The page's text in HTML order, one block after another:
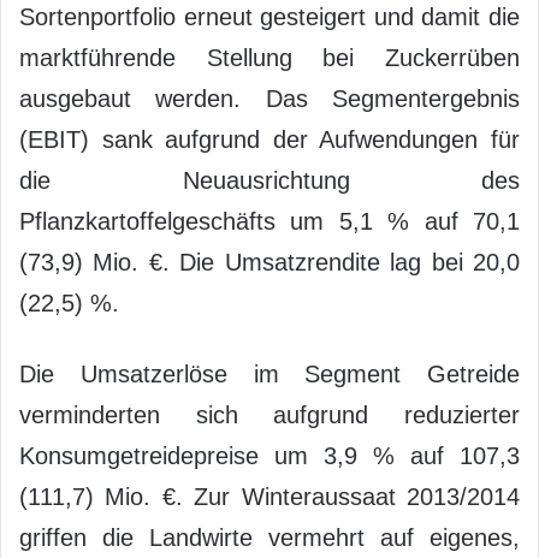
Sortenportfolio erneut gesteigert und damit die
marktführende Stellung bei Zuckerrüben
ausgebaut werden. Das Segmentergebnis
(EBIT) sank aufgrund der Aufwendungen für
die Neuausrichtung des
Pflanzkartoffelgeschäfts um 5,1 % auf 70,1
(73,9) Mio. €. Die Umsatzrendite lag bei 20,0
(22,5) %.
Die Umsatzerlöse im Segment Getreide
verminderten sich aufgrund reduzierter
Konsumgetreidepreise um 3,9 % auf 107,3
(111,7) Mio. €. Zur Winteraussaat 2013/2014
griffen die Landwirte vermehrt auf eigenes,